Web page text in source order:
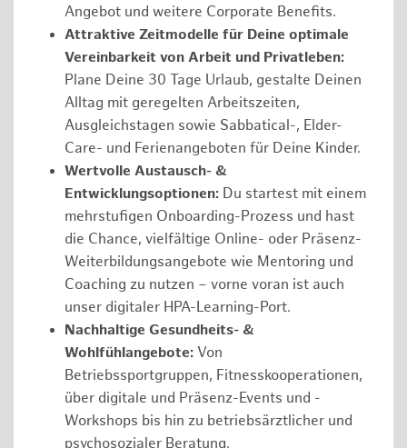
Angebot und weitere Corporate Benefits.
Attraktive Zeitmodelle für Deine optimale
Vereinbarkeit von Arbeit und Privatleben:
Plane Deine 30 Tage Urlaub, gestalte Deinen
Alltag mit geregelten Arbeitszeiten,
Ausgleichstagen sowie Sabbatical-, Elder-
Care- und Ferienangeboten für Deine Kinder.
Wertvolle Austausch- &
Entwicklungsoptionen: Du startest mit einem
mehrstufigen Onboarding-Prozess und hast
die Chance, vielfältige Online- oder Präsenz-
Weiterbildungsangebote wie Mentoring und
Coaching zu nutzen – vorne voran ist auch
unser digitaler HPA-Learning-Port.
Nachhaltige Gesundheits- &
Wohlfühlangebote: Von
Betriebssportgruppen, Fitnesskooperationen,
über digitale und Präsenz-Events und -
Workshops bis hin zu betriebsärztlicher und
psychosozialer Beratung.